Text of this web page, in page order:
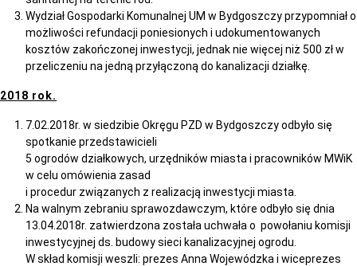
Wydział Gospodarki Komunalnej UM w Bydgoszczy przypomniał o
możliwości refundacji poniesionych i udokumentowanych
kosztów zakończonej inwestycji, jednak nie więcej niż 500 zł w
przeliczeniu na jedną przyłączoną do kanalizacji działkę.
2018 rok.
7.02.2018r. w siedzibie Okręgu PZD w Bydgoszczy odbyło się
spotkanie przedstawicieli
5 ogrodów działkowych, urzędników miasta i pracowników MWiK
w celu omówienia zasad
i procedur związanych z realizacją inwestycji miasta.
Na walnym zebraniu sprawozdawczym, które odbyło się dnia
13.04.2018r. zatwierdzona została uchwała o powołaniu komisji
inwestycyjnej ds. budowy sieci kanalizacyjnej ogrodu.
W skład komisji weszli: prezes Anna Wojewódzka i wiceprezes